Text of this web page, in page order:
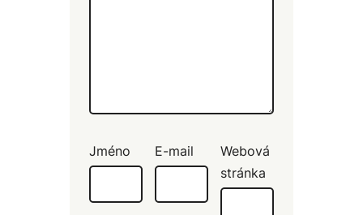
Jméno E-mail
Webová
stránka